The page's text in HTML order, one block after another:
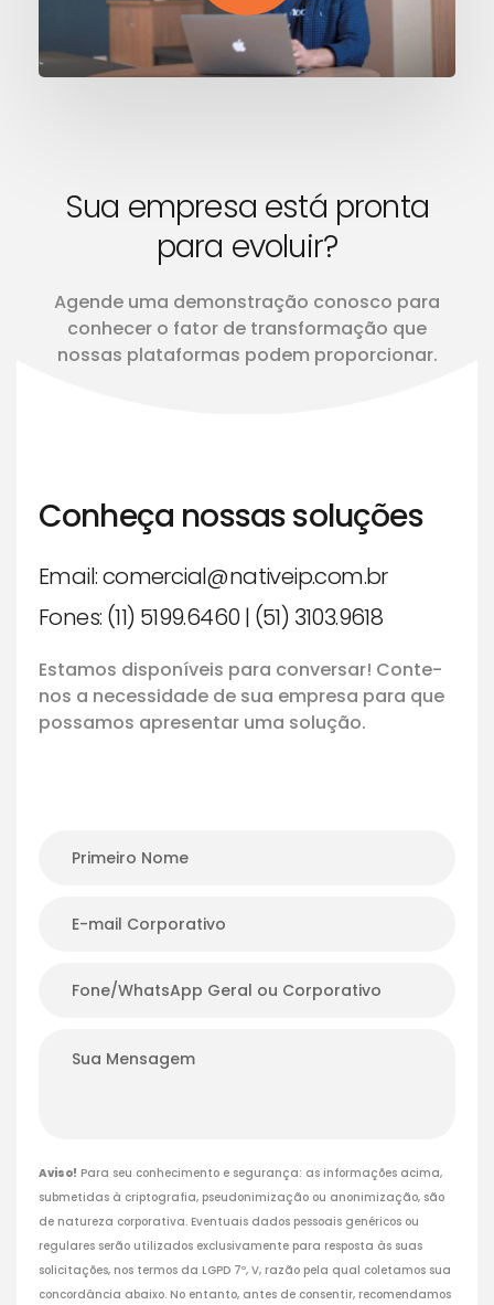
Sua empresa está pronta
para evoluir?
Agende uma demonstração conosco para
conhecer o fator de transformação que
nossas plataformas podem proporcionar.
Conheça nossas soluções
Email: comercial@nativeip.com.br
Fones: (11) 5199.6460 | (51) 3103.9618
Estamos disponíveis para conversar! Conte-
nos a necessidade de sua empresa para que
possamos apresentar uma solução.
Aviso! Para seu conhecimento e segurança: as informações acima,
submetidas à criptografia, pseudonimização ou anonimização, são
de natureza corporativa. Eventuais dados pessoais genéricos ou
regulares serão utilizados exclusivamente para resposta às suas
solicitações, nos termos da LGPD 7º, V, razão pela qual coletamos sua
concordância abaixo. No entanto, antes de consentir, recomendamos